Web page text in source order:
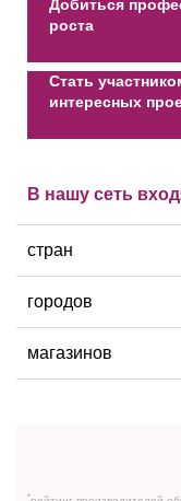
Добиться
роста
Стать
интересных
В нашу сеть
стран
городов
магазинов
*